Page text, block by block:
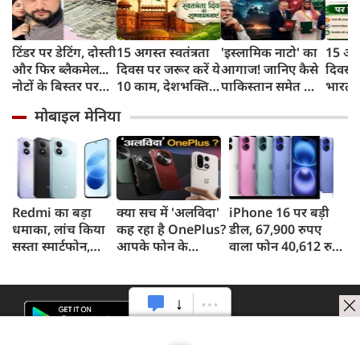
टिंडर पर डेटिंग, दोस्ती
और फिर ब्लैकमेल...
नोटों के बिस्तर पर
का सपना, लूट लिए 6
करोड़ रुपए
15 अगस्त स्वतंत्रता
दिवस पर जरूर करें ये
10 काम, देशभक्ति
आजादी का पर्व
'इस्लामिक नाटो' का
आगाज! जानिए कैसे
पाकिस्तान समेत तीन
बढ़ाई भारत की टेंशन
15
दिवस
भारत
महत्व
मोबाइल मेनिया
Redmi का बड़ा
धमाका, लांच किया
सस्ता स्मार्टफोन,
क्या सच में 'अलविदा'
कह रहा है OnePlus?
आपके फोन के
iPhone 16 पर बड़ी
डील, 67,900 रुपए
वाला फोन 40,612 रुपए